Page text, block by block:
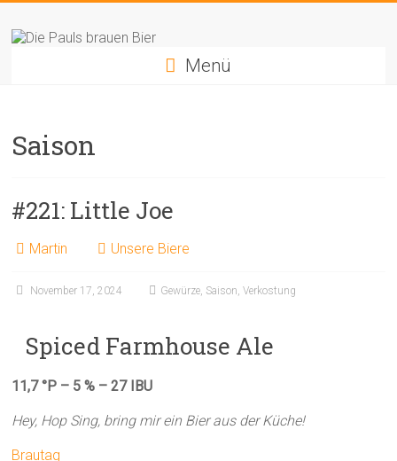
Inhalt
springen
Die
Bier
Menü
Saison
#221: Little Joe
Martin Unsere Biere
November 17, 2024 Gewürze, Saison,Verkostung
Spiced Farmhouse Ale
11,7 °P – 5 % – 27 IBU
Hey, Hop Sing, bring mir ein Bier aus der Küche!
Brautag